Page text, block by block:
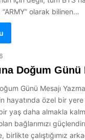
olarak bilinen…
Doğum Günü
Günü Mesajı
hayatında özel bir
yaş daha almakla
bağlarımızı
birlikte çalıştığımız